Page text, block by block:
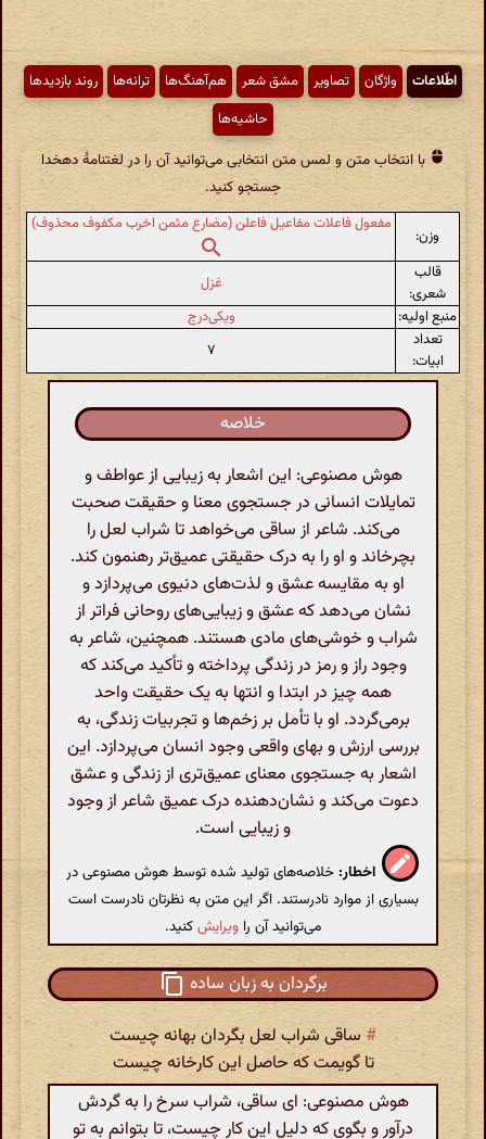
اطّلاعات واژگان تصاویر مشق شعر هم‌آهنگ‌ها ترانه‌ها
روند بازدیدها
حاشیه‌ها
با انتخاب متن و لمس متن انتخابی می‌توانید آن را در لغتنامهٔ دهخدا
جستجو کنید.
وزن:
مفعول فاعلات مفاعیل فاعلن (مضارع مثمن اخرب مکفوف محذوف)
قالب
شعری:
غزل
منبع اولیه:
ویکی‌درج
تعداد
ابیات:
۷
خلاصه
هوش مصنوعی: این اشعار به زیبایی از عواطف و
تمایلات انسانی در جستجوی معنا و حقیقت صحبت
می‌کند. شاعر از ساقی می‌خواهد تا شراب لعل را
بچرخاند و او را به درک حقیقتی عمیق‌تر رهنمون کند.
او به مقایسه عشق و لذت‌های دنیوی می‌پردازد و
نشان می‌دهد که عشق و زیبایی‌های روحانی فراتر از
شراب و خوشی‌های مادی هستند. همچنین، شاعر به
وجود راز و رمز در زندگی پرداخته و تأکید می‌کند که
همه چیز در ابتدا و انتها به یک حقیقت واحد
برمی‌گردد. او با تأمل بر زخم‌ها و تجربیات زندگی، به
بررسی ارزش و بهای واقعی وجود انسان می‌پردازد. این
اشعار به جستجوی معنای عمیق‌تری از زندگی و عشق
دعوت می‌کند و نشان‌دهنده درک عمیق شاعر از وجود
و زیبایی است.
اخطار: خلاصه‌های تولید شده توسط هوش مصنوعی در
بسیاری از موارد نادرستند. اگر این متن به نظرتان نادرست است
می‌توانید آن را ویرایشکنید.
برگردان به زبان ساده
# ساقی شراب لعل بگردان بهانه چیست
تا گویمت که حاصل این کارخانه چیست
هوش مصنوعی: ای ساقی، شراب سرخ را به گردش
درآور و بگوی که دلیل این کار چیست، تا بتوانم به تو